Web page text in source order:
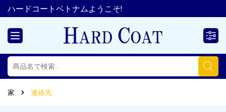
ハードコートベトナムようこそ!
家 連絡先